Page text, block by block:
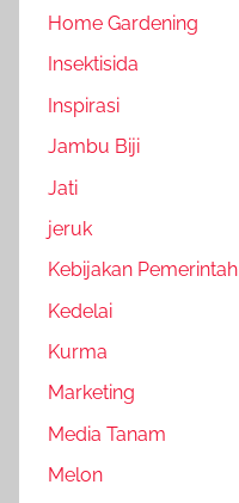
Home Gardening
Insektisida
Inspirasi
Jambu Biji
Jati
jeruk
Kebijakan Pemerintah
Kedelai
Kurma
Marketing
Media Tanam
Melon